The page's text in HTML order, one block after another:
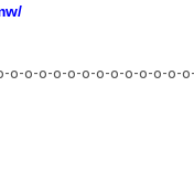
o-o-o-o-o-o-o-o-o-o-o-o-